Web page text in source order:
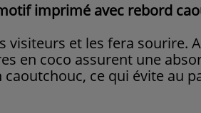
imprimé avec rebord
visiteurs et les fera sourire.
en coco assurent une
caoutchouc, ce qui évite au